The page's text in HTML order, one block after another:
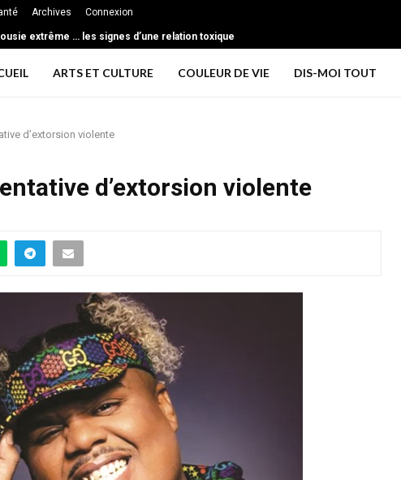
Archives Connexion
le foie gras
ARTS ET CULTURE COULEUR DE VIE DIS-MOI TOUT
d’extorsion violente
d’extorsion violente